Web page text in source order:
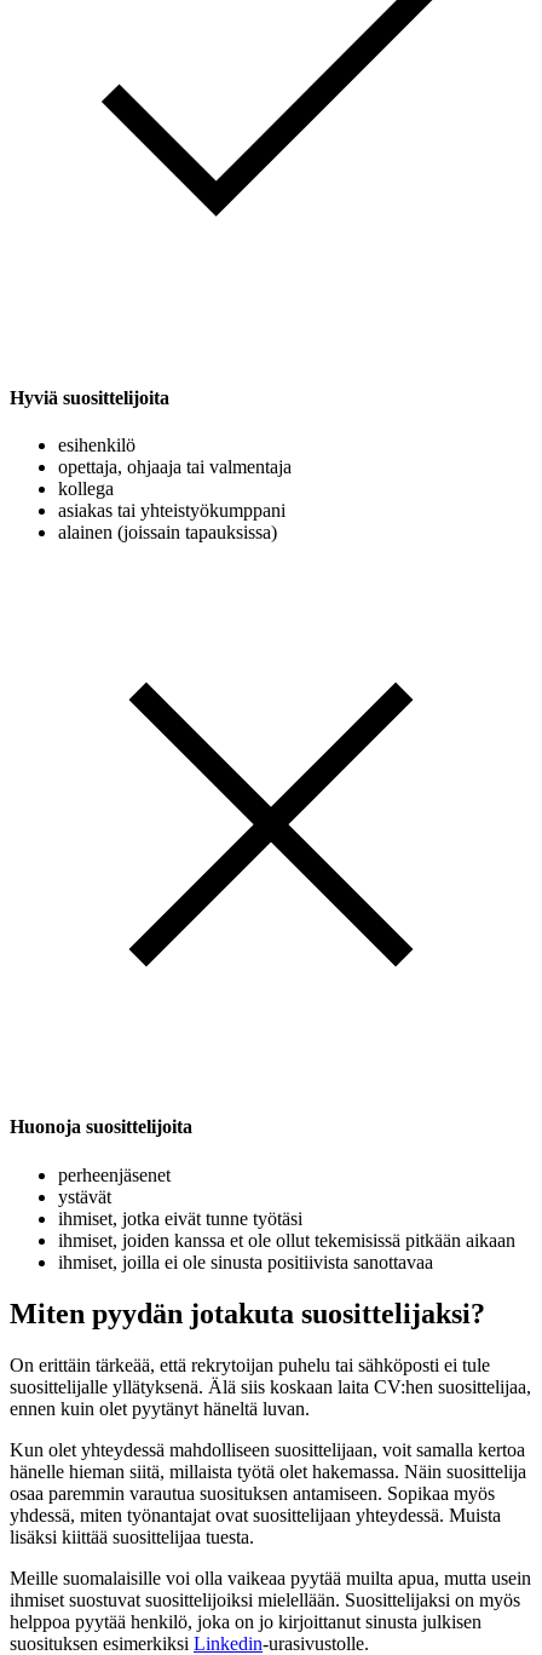
Hyviä suosittelijoita
esihenkilö
opettaja, ohjaaja tai valmentaja
kollega
asiakas tai yhteistyökumppani
alainen (joissain tapauksissa)
Huonoja suosittelijoita
perheenjäsenet
ystävät
ihmiset, jotka eivät tunne työtäsi
ihmiset, joiden kanssa et ole ollut tekemisissä pitkään aikaan
ihmiset, joilla ei ole sinusta positiivista sanottavaa
Miten pyydän jotakuta suosittelijaksi?
On erittäin tärkeää, että rekrytoijan puhelu tai sähköposti ei tule
suosittelijalle yllätyksenä. Älä siis koskaan laita CV:hen suosittelijaa,
ennen kuin olet pyytänyt häneltä luvan.
Kun olet yhteydessä mahdolliseen suosittelijaan, voit samalla kertoa
hänelle hieman siitä, millaista työtä olet hakemassa. Näin suosittelija
osaa paremmin varautua suosituksen antamiseen. Sopikaa myös
yhdessä, miten työnantajat ovat suosittelijaan yhteydessä. Muista
lisäksi kiittää suosittelijaa tuesta.
Meille suomalaisille voi olla vaikeaa pyytää muilta apua, mutta usein
ihmiset suostuvat suosittelijoiksi mielellään. Suosittelijaksi on myös
helppoa pyytää henkilö, joka on jo kirjoittanut sinusta julkisen
suosituksen esimerkiksi Linkedin-urasivustolle.